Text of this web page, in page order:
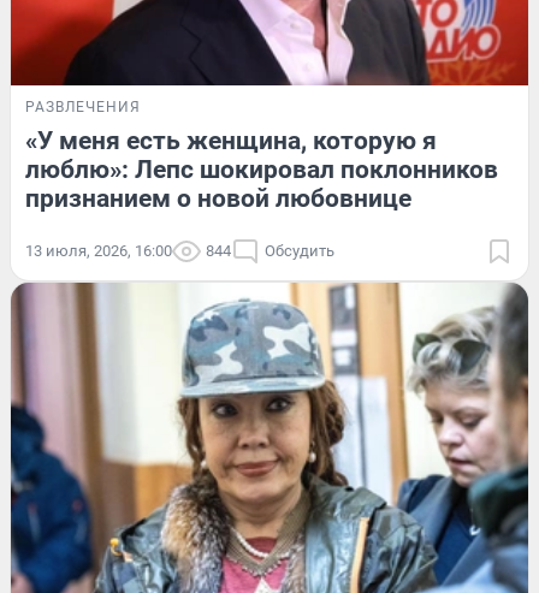
РАЗВЛЕЧЕНИЯ
«У меня есть женщина, которую я
люблю»: Лепс шокировал поклонников
признанием о новой любовнице
13 июля, 2026, 16:00 844 Обсудить